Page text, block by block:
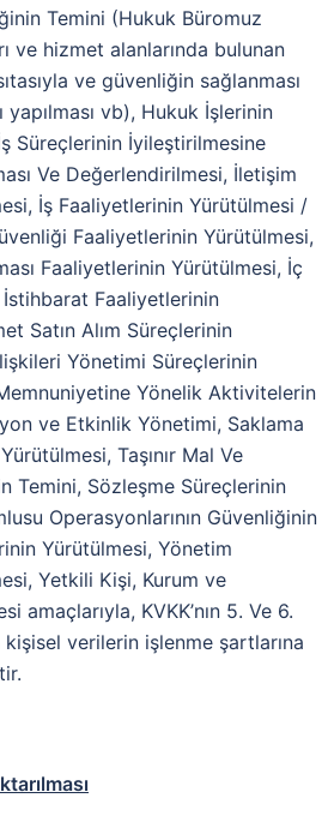
Temini (Hukuk Büromuz
ve hizmet alanlarında bulunan
ve güvenliğin sağlanması
vb), Hukuk İşlerinin
Süreçlerinin İyileştirilmesine
Ve Değerlendirilmesi, İletişim
İş Faaliyetlerinin Yürütülmesi /
Faaliyetlerinin Yürütülmesi,
Faaliyetlerinin Yürütülmesi, İç
Faaliyetlerinin
Satın Alım Süreçlerinin
Yönetimi Süreçlerinin
Yönelik Aktivitelerin
ve Etkinlik Yönetimi, Saklama
Taşınır Mal Ve
Temini, Sözleşme Süreçlerinin
Operasyonlarının Güvenliğinin
Yürütülmesi, Yönetim
Yetkili Kişi, Kurum ve
amaçlarıyla, KVKK’nın 5. Ve 6.
verilerin işlenme şartlarına